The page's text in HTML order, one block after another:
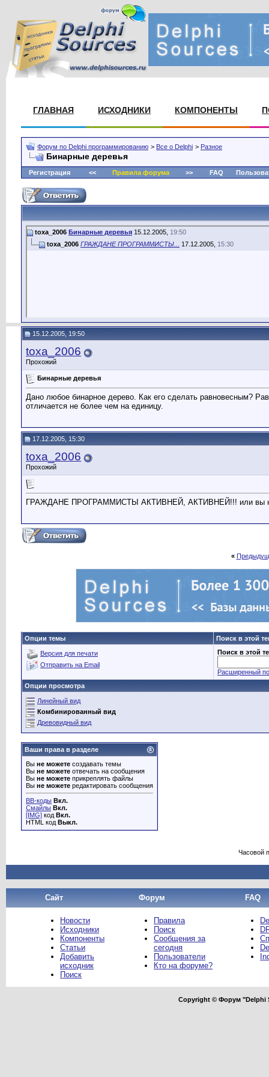
ГЛАВНАЯ ИСХОДНИКИ КОМПОНЕНТЫ
Форум по Delphi программированию > Все о Delphi > Разное
Бинарные деревья
Регистрация << Правила форума>> FAQ
toxa_2006 Бинарные деревья 15.12.2005, 19:50
toxa_2006 ГРАЖДАНЕ ПРОГРАММИСТЫ... 17.12.2005, 15:30
15.12.2005, 19:50
toxa_2006
Прохожий
Бинарные деревья
Дано любое бинарное дерево. Как его сделать равновесным?
отличается не более чем на единицу.
17.12.2005, 15:30
toxa_2006
Прохожий
ГРАЖДАНЕ ПРОГРАММИСТЫ АКТИВНЕЙ, АКТИВНЕЙ!!! или вы
«
Опции темы Поиск в этой
Версия для печати
Отправить на Email
Поиск в этой
Расширенный
Опции просмотра
Линейный вид
Комбинированный вид
Древовидный вид
Ваши права в разделе
Вы не можете создавать темы
Вы не можете отвечать на сообщения
Вы не можете прикреплять файлы
Вы не можете редактировать сообщения
BB-коды Вкл.
Смайлы Вкл.
[IMG] код Вкл.
HTML код Выкл.
Часовой
Сайт Форум FAQ
Новости
Исходники
Компоненты
Статьи
Добавить
исходник
Поиск
Правила
Поиск
Сообщения за
сегодня
Пользователи
Кто на форуме?
Copyright © Форум "Delphi